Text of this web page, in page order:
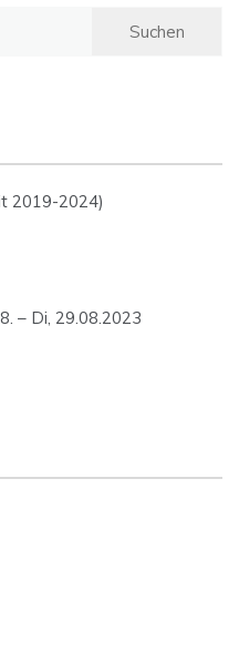
2019-2024)
– Di, 29.08.2023